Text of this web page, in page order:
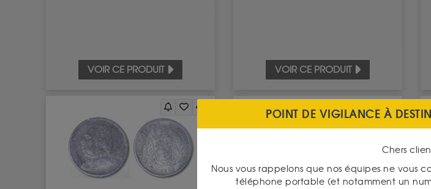
VOIR CE PRODUIT VOIR CE PRODUIT
POINT DE VIGILANCE À
Chers
Nous vous rappelons que nos équipes ne vous
téléphone portable (et notamment un